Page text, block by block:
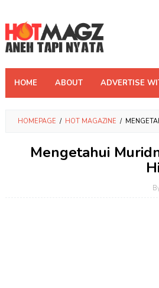
content
HOME ABOUT ADVERTISE
HOMEPAGE / HOT MAGAZINE /
Mengetahui